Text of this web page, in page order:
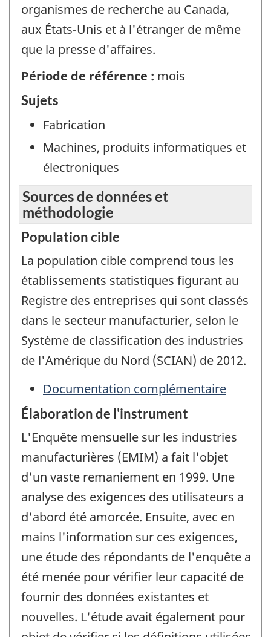
organismes de recherche au Canada,
aux États-Unis et à l'étranger de même
que la presse d'affaires.
Période de référence : mois
Sujets
Fabrication
Machines, produits informatiques et
électroniques
Sources de données et
méthodologie
Population cible
La population cible comprend tous les
établissements statistiques figurant au
Registre des entreprises qui sont classés
dans le secteur manufacturier, selon le
Système de classification des industries
de l'Amérique du Nord (SCIAN) de 2012.
Documentation complémentaire
Élaboration de l'instrument
L'Enquête mensuelle sur les industries
manufacturières (EMIM) a fait l'objet
d'un vaste remaniement en 1999. Une
analyse des exigences des utilisateurs a
d'abord été amorcée. Ensuite, avec en
mains l'information sur ces exigences,
une étude des répondants de l'enquête a
été menée pour vérifier leur capacité de
fournir des données existantes et
nouvelles. L'étude avait également pour